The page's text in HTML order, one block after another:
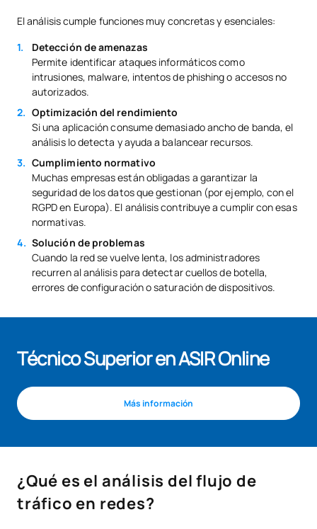
El análisis cumple funciones muy concretas y esenciales:
Detección de amenazas
Permite identificar ataques informáticos como
intrusiones, malware, intentos de phishing o accesos no
autorizados.
Optimización del rendimiento
Si una aplicación consume demasiado ancho de banda, el
análisis lo detecta y ayuda a balancear recursos.
Cumplimiento normativo
Muchas empresas están obligadas a garantizar la
seguridad de los datos que gestionan (por ejemplo, con el
RGPD en Europa). El análisis contribuye a cumplir con esas
normativas.
Solución de problemas
Cuando la red se vuelve lenta, los administradores
recurren al análisis para detectar cuellos de botella,
errores de configuración o saturación de dispositivos.
Técnico Superior en ASIR Online
Más información
¿Qué es el análisis del flujo de
tráfico en redes?